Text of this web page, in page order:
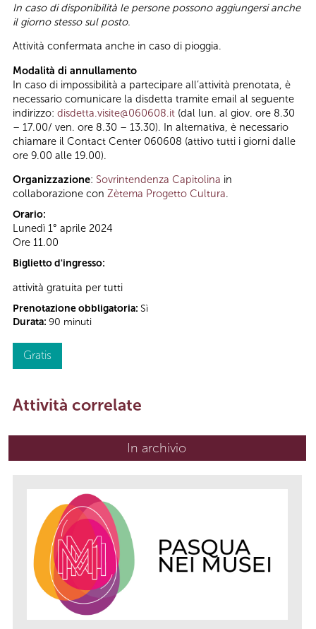
In caso di disponibilità le persone possono aggiungersi anche
il giorno stesso sul posto.
Attività confermata anche in caso di pioggia.
Modalità di annullamento
In caso di impossibilità a partecipare all’attività prenotata, è
necessario comunicare la disdetta tramite email al seguente
indirizzo: disdetta.visite@060608.it (dal lun. al giov. ore 8.30
– 17.00/ ven. ore 8.30 – 13.30). In alternativa, è necessario
chiamare il Contact Center 060608 (attivo tutti i giorni dalle
ore 9.00 alle 19.00).
Organizzazione: Sovrintendenza Capitolina in
collaborazione con Zètema Progetto Cultura.
Orario:
Lunedì 1° aprile 2024
Ore 11.00
Biglietto d'ingresso:
attività gratuita per tutti
Prenotazione obbligatoria: Sì
Durata: 90 minuti
Gratis
Attività correlate
In archivio